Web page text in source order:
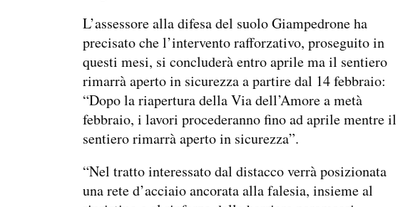
L’assessore alla difesa del suolo Giampedrone ha
precisato che l’intervento rafforzativo, proseguito in
questi mesi, si concluderà entro aprile ma il sentiero
rimarrà aperto in sicurezza a partire dal 14 febbraio:
“Dopo la riapertura della Via dell’Amore a metà
febbraio, i lavori procederanno fino ad aprile mentre il
sentiero rimarrà aperto in sicurezza”.
“Nel tratto interessato dal distacco verrà posizionata
una rete d’acciaio ancorata alla falesia, insieme al